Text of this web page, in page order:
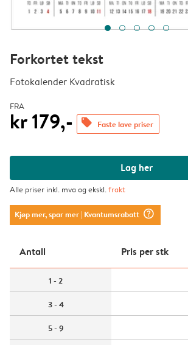
Forkortet tekst
Fotokalender Kvadratisk
FRA
kr 179,- offers Faste lave priser
Lag her
Alle priser inkl. mva og ekskl.frakt
Kjøp mer, spar mer| Kvantumsrabatt question_mark_circle
Antall Pris per stk
1 - 2
3 - 4
5 - 9